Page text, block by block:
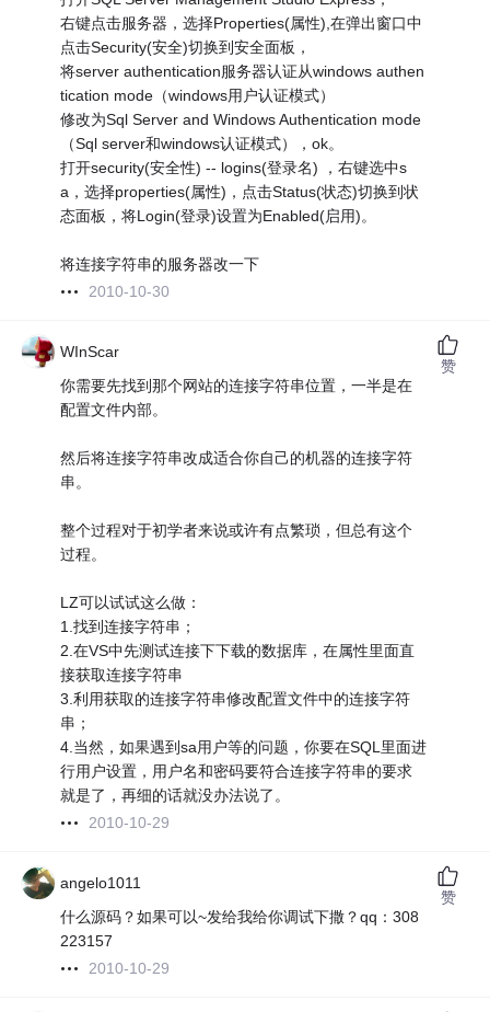
右键点击服务器，选择Properties(属性),在弹出窗口中
点击Security(安全)切换到安全面板，
将server authentication服务器认证从windows authen
tication mode（windows用户认证模式）
修改为Sql Server and Windows Authentication mode
（Sql server和windows认证模式），ok。
打开security(安全性) -- logins(登录名) ，右键选中s
a，选择properties(属性)，点击Status(状态)切换到状
态面板，将Login(登录)设置为Enabled(启用)。
将连接字符串的服务器改一下
2010-10-30
WInScar
你需要先找到那个网站的连接字符串位置，一半是在
配置文件内部。
然后将连接字符串改成适合你自己的机器的连接字符
串。
整个过程对于初学者来说或许有点繁琐，但总有这个
过程。
LZ可以试试这么做：
1.找到连接字符串；
2.在VS中先测试连接下下载的数据库，在属性里面直
接获取连接字符串
3.利用获取的连接字符串修改配置文件中的连接字符
串；
4.当然，如果遇到sa用户等的问题，你要在SQL里面进
行用户设置，用户名和密码要符合连接字符串的要求
就是了，再细的话就没办法说了。
2010-10-29
赞
angelo1011
什么源码？如果可以~发给我给你调试下撒？qq：308
223157
2010-10-29
赞